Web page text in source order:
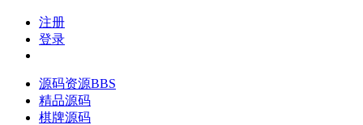
注册
登录
源码资源BBS
精品源码
棋牌源码